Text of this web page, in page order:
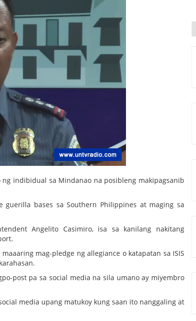
indibidual sa Mindanao na posibleng makipagsanib
guerilla bases sa Southern Philippines at maging sa
Angelito Casimiro, isa sa kanilang nakitang
mag-pledge ng allegiance o katapatan sa ISIS
post pa sa social media na sila umano ay miyembro
media upang matukoy kung saan ito nanggaling at